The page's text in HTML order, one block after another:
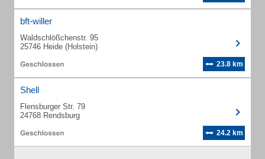
bft-willer
Waldschlößchenstr. 95
25746 Heide (Holstein)
23.8 km
Shell
Flensburger Str. 79
24768 Rendsburg
24.2 km